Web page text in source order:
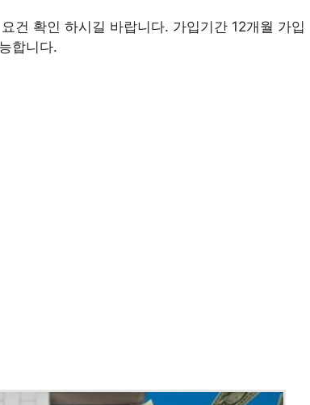
건 확인 하시길 바랍니다. 가입기간 12개월 가입
합니다.